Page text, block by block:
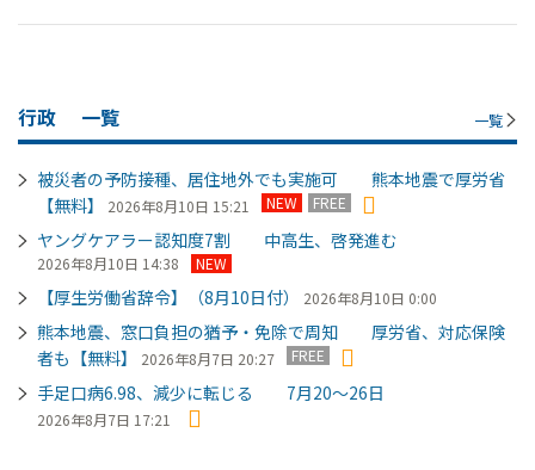
行政 一覧 一覧
被災者の予防接種、居住地外でも実施可 熊本地震で厚労省
【無料】
2026年8月10日 15:21 NEW FREE
ヤングケアラー認知度7割 中高生、啓発進む
2026年8月10日 14:38 NEW
【厚生労働省辞令】（8月10日付） 2026年8月10日 0:00
熊本地震、窓口負担の猶予・免除で周知 厚労省、対応保険
者も【無料】
2026年8月7日 20:27 FREE
手足口病6.98、減少に転じる 7月20～26日
2026年8月7日 17:21